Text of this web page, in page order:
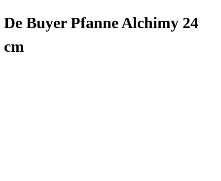
De Buyer Pfanne Alchimy 24
cm